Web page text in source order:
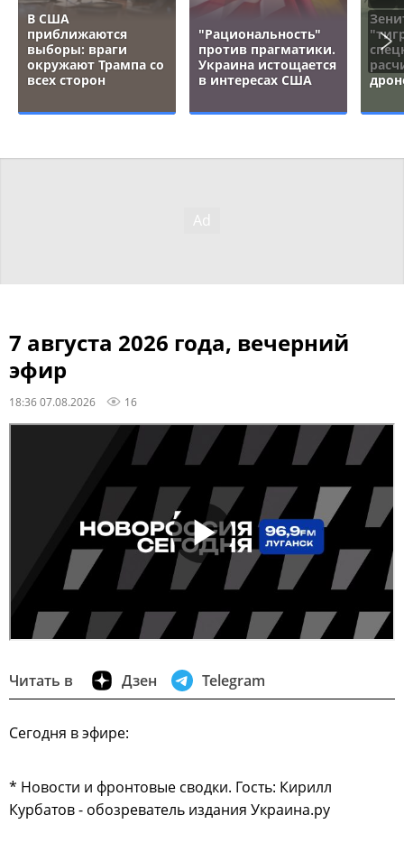
В США
приближаются
выборы: враги
окружают Трампа со
всех сторон
"Рациональность"
против прагматики.
Украина истощается
в интересах США
7 августа 2026 года, вечерний
эфир
18:36 07.08.2026 16
Читать в Дзен Telegram
Сегодня в эфире:
* Новости и фронтовые сводки. Гость: Кирилл
Курбатов - обозреватель издания Украина.ру